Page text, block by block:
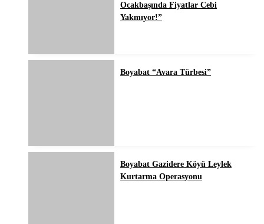
Ocakbaşında Fiyatlar Cebi
Yakmıyor!”
Boyabat “Avara Türbesi”
Boyabat Gazidere Köyü Leylek
Kurtarma Operasyonu